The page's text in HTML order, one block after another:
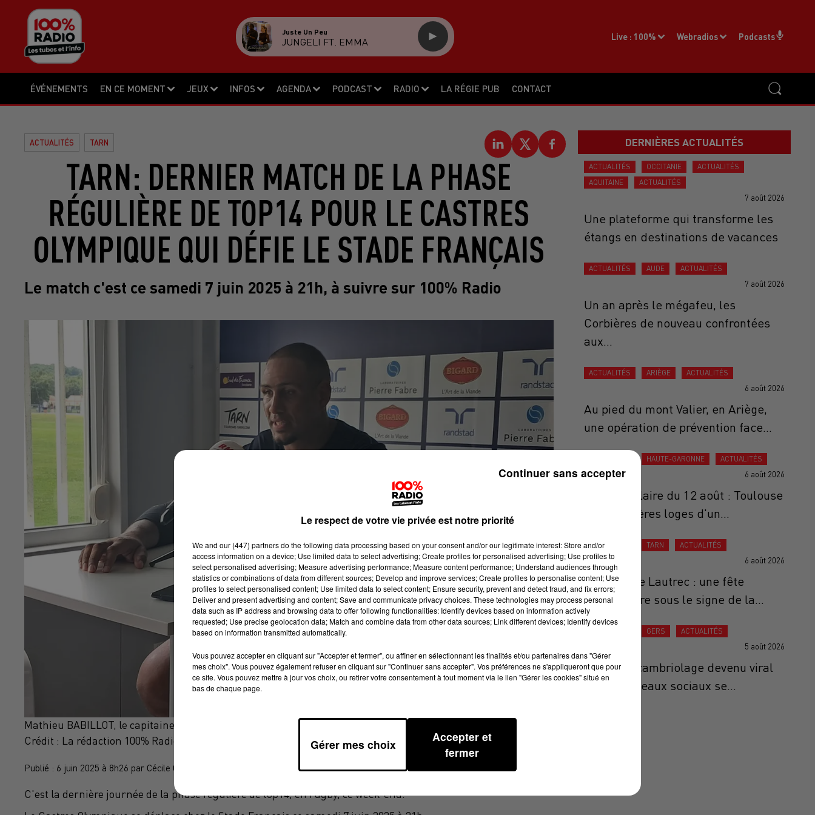
ÉVÉNEMENTS EN CE MOMENT JEUX INFOS AGENDA PODCAST RADIO LA RÉGIE PUB CONTACT
Live : 100% Webradios Podcasts
Juste Un Peu
JUNGELI FT. EMMA
ACTUALITÉS TARN
TARN: DERNIER MATCH DE LA PHASE
RÉGULIÈRE DE TOP14 POUR LE CASTRES
OLYMPIQUE QUI DÉFIE LE STADE FRANÇAIS
Le match c'est ce samedi 7 juin 2025 à 21h, à suivre sur 100% Radio
Mathieu BABILLOT, le capitaine du Castres Olympique
Crédit : La rédaction 100% Radio
Publié : 6 juin 2025 à 8h26 par Cécile Gabaude avec Pauline Schaller
C'est la dernière journée de la phase régulière de top14, en rugby, ce week-end.
DERNIÈRES ACTUALITÉS
ACTUALITÉS OCCITANIE
ACTUALITÉS
AQUITAINE
ACTUALITÉS
7 août 2026
Une plateforme qui transforme les
étangs en destinations de vacances
ACTUALITÉS AUDE ACTUALITÉS
7 août 2026
Un an après le mégafeu, les
Corbières de nouveau confrontées
aux...
ACTUALITÉS ARIÈGE ACTUALITÉS
6 août 2026
Au pied du mont Valier, en Ariège,
une opération de prévention face...
HAUTE-GARONNE ACTUALITÉS
6 août 2026
Éclipse solaire du 12 août : Toulouse
aux premières loges d'un...
ACTUALITÉS TARN ACTUALITÉS
6 août 2026
Ail Rose de Lautrec : une fête
anniversaire sous le signe de la...
GERS ACTUALITÉS
5 août 2026
Gers : Le cambriolage devenu viral
sur les réseaux sociaux se...
Le respect de votre vie privée est notre priorité
We and our (447) partnersdo the following data processing based on your consent and/or our legitimate interest: Store and/or
access information on a device; Use limited data to select advertising; Create profiles for personalised advertising; Use profiles to
select personalised advertising; Measure advertising performance; Measure content performance; Understand audiences through
statistics or combinations of data from different sources; Develop and improve services; Create profiles to personalise content; Use
profiles to select personalised content; Use limited data to select content; Ensure security, prevent and detect fraud, and fix errors;
Deliver and present advertising and content; Save and communicate privacy choices. These technologies may process personal
data such as IP address and browsing data to offer following functionalities: Identify devices based on information actively
requested; Use precise geolocation data; Match and combine data from other data sources; Link different devices; Identify devices
based on information transmitted automatically.
Vous pouvez accepter en cliquant sur "Accepter et fermer", ou affiner en sélectionnant les finalités et/ou partenaires dans "Gérer
mes choix". Vous pouvez également refuser en cliquant sur "Continuer sans accepter". Vos préférences ne s'appliqueront que pour
ce site. Vous pouvez mettre à jour vos choix, ou retirer votre consentement à tout moment via le lien "Gérer les cookies" situé en
bas de chaque page.
Gérer mes choix
Accepter et
fermer
Continuer sans accepter